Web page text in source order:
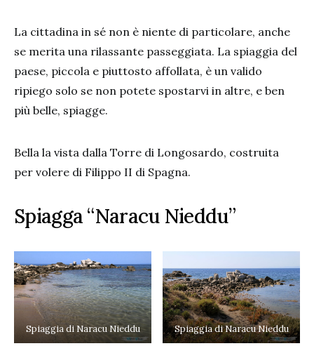
La cittadina in sé non è niente di particolare, anche
se merita una rilassante passeggiata. La spiaggia del
paese, piccola e piuttosto affollata, è un valido
ripiego solo se non potete spostarvi in altre, e ben
più belle, spiagge.
Bella la vista dalla Torre di Longosardo, costruita
per volere di Filippo II di Spagna.
Spiagga “Naracu Nieddu”
Spiaggia di Naracu Nieddu Spiaggia di Naracu Nieddu